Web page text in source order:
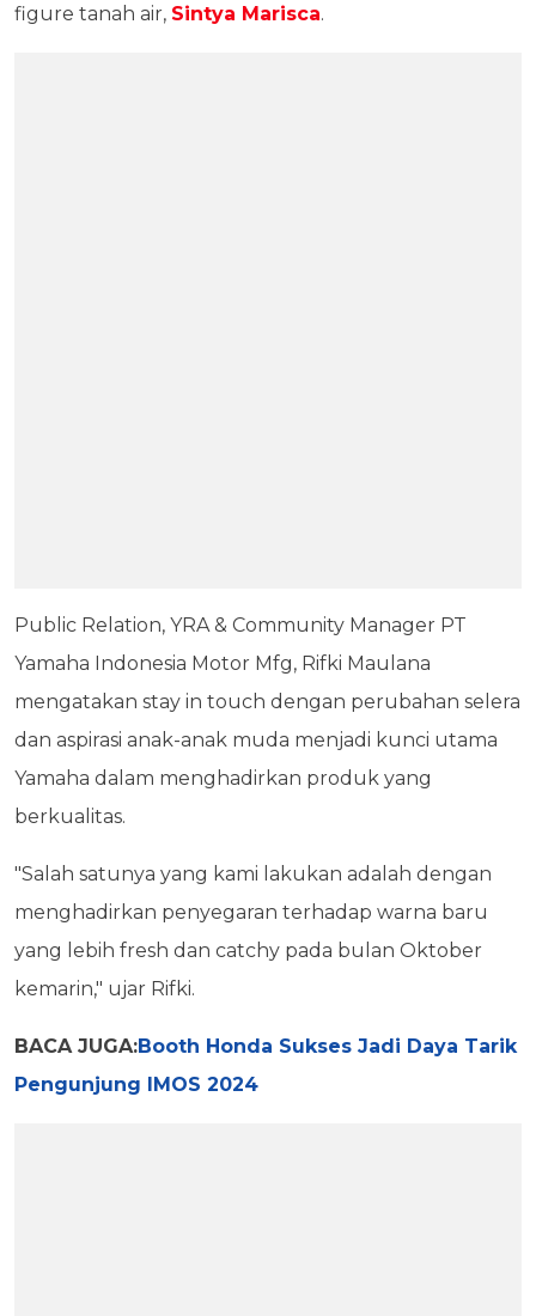
figure tanah air, Sintya Marisca.
Public Relation, YRA & Community Manager PT
Yamaha Indonesia Motor Mfg, Rifki Maulana
mengatakan stay in touch dengan perubahan selera
dan aspirasi anak-anak muda menjadi kunci utama
Yamaha dalam menghadirkan produk yang
berkualitas.
"Salah satunya yang kami lakukan adalah dengan
menghadirkan penyegaran terhadap warna baru
yang lebih fresh dan catchy pada bulan Oktober
kemarin," ujar Rifki.
BACA JUGA:Booth Honda Sukses Jadi Daya Tarik
Pengunjung IMOS 2024